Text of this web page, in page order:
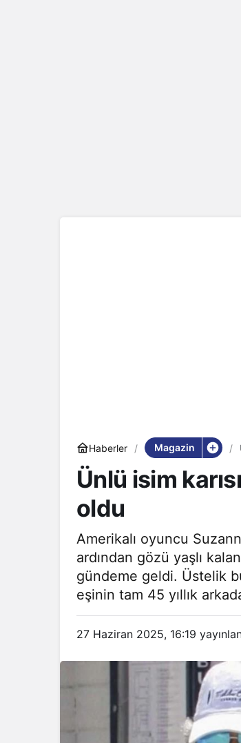
Haberler Magazin
Ünlü isim
oldu
Amerikalı oyuncu
ardından gözü yaşlı
gündeme geldi. Üstelik
eşinin tam 45 yıllık
27 Haziran 2025, 16:19